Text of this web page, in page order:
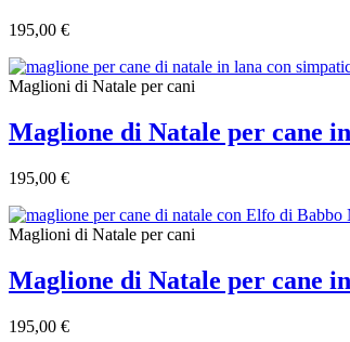
195,00 €
Maglioni di Natale per cani
Maglione di Natale per cane
195,00 €
Maglioni di Natale per cani
Maglione di Natale per cane
195,00 €